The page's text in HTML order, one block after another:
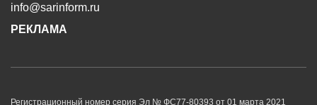
info@sarinform.ru
РЕКЛАМА
Регистрационный номер серия Эл № ФС77-80393 от 01 марта 2021